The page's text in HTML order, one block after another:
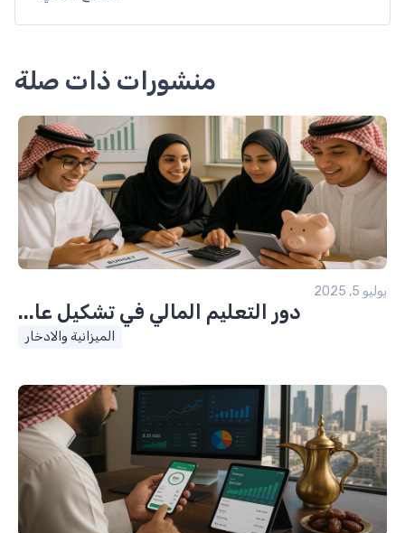
منشورات ذات صلة
يوليو 5, 2025
دور التعليم المالي في تشكيل عا...
الميزانية والادخار